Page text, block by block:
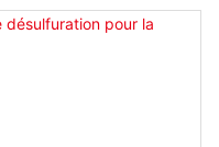
de 45°, afin de
sur site et de